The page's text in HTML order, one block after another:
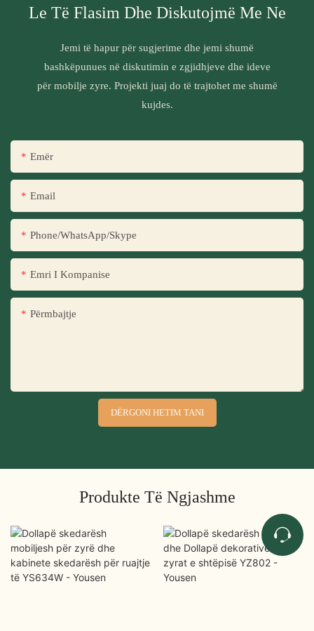
Le Të Flasim Dhe Diskutojmë Me Ne
Jemi të hapur për sugjerime dhe jemi shumë
bashkëpunues në diskutimin e zgjidhjeve dhe ideve
për mobilje zyre. Projekti juaj do të trajtohet me shumë
kujdes.
Emër
Email
Phone/WhatsApp/Skype
Emri I Kompanise
Përmbajtje
DËRGONI HETIM TANI
Produkte Të Ngjashme